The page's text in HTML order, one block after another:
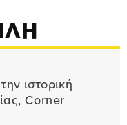
ιστορική
Corner